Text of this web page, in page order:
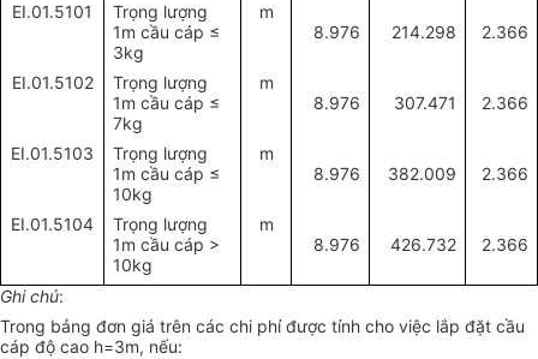
EI.01.5101
Trọng lượng
1m cầu cáp ≤
3kg
m
8.976
214.298 2.366
EI.01.5102
Trọng lượng
1m cầu cáp ≤
7kg
m
8.976
307.471 2.366
EI.01.5103
Trọng lượng
1m cầu cáp ≤
10kg
m
8.976
382.009 2.366
EI.01.5104
Trọng lượng
1m cầu cáp >
10kg
m
8.976
426.732 2.366
Ghi chú:
Trong bảng đơn giá trên các chi phí được tính cho việc lắp đặt cầu
cáp độ cao h=3m, nếu: